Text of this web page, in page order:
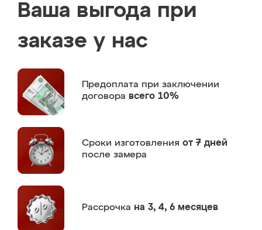
Ваша выгода при
заказе у нас
Предоплата при заключении
договора всего 10%
Сроки изготовления от 7 дней
после замера
Рассрочка на 3, 4, 6 месяцев